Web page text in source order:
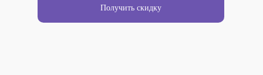
Получить скидку